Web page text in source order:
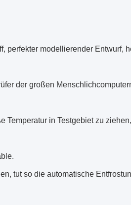
perfekter modellierender Entwurf,
der großen
Temperatur in Testgebiet zu
tut so die automatische